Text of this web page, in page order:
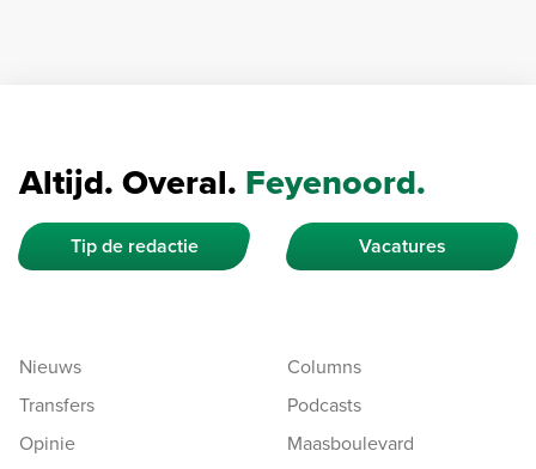
Altijd. Overal. Feyenoord.
Tip de redactie Vacatures
Nieuws
Transfers
Opinie
Columns
Podcasts
Maasboulevard